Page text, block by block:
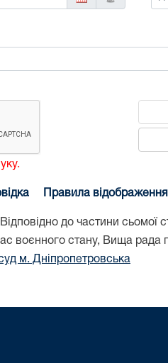
Правила
до частини сьомої
воєнного стану, Вища рада
м. Дніпропетровська